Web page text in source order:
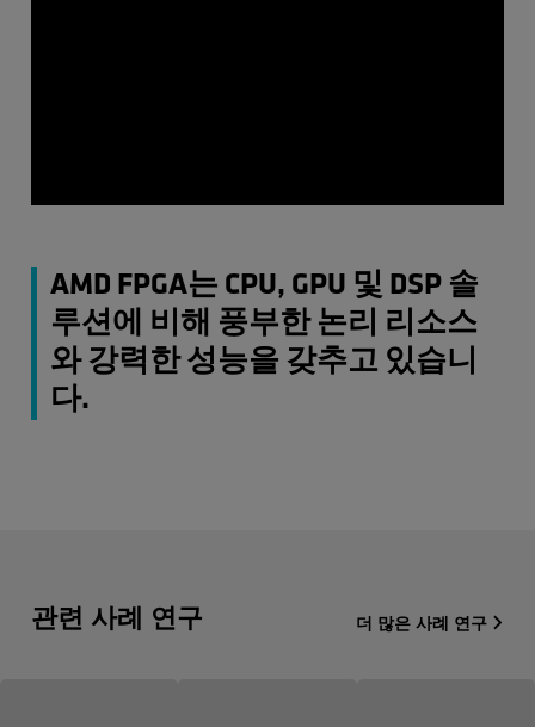
AMD FPGA는 CPU, GPU 및 DSP 솔
루션에 비해 풍부한 논리 리소스
와 강력한 성능을 갖추고 있습니
다.
관련 사례 연구 더 많은 사례 연구